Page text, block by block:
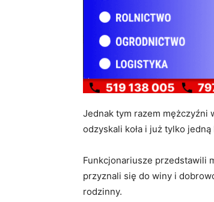
Jednak tym razem mężczyźni
odzyskali koła i już tylko
Funkcjonariusze przedstawili
przyznali się do winy i
rodzinny.